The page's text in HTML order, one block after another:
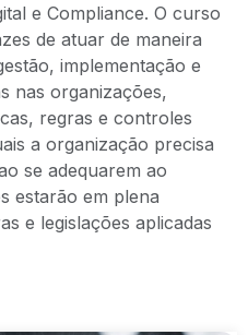
e Compliance. O curso
de atuar de maneira
implementação e
nas organizações,
regras e controles
a organização precisa
se adequarem ao
estarão em plena
e legislações aplicadas